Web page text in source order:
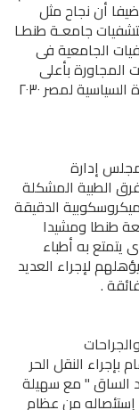
أن نجاح مثل
جامعـة طنطـا
الجامعية فى
بأعلى
معايير الجودة الطبية تماشيا مع رؤية القيادة السياسية لمصر ٢٠٣٠
إدارة
الطبية المشكلة
الدقيقة
طنطا ومشيدا
يتمتع به أطباء
لإجراء العديد
.
النقل الحر
الساق " مع سهيلة
من عظام